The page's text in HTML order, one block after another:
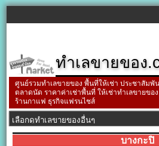
ทำเลขายของ
ศูนย์รวมทำเลขายของ พื้นที่ให้เช่า ประชาสัม
ตลาดนัด ราคาค่าเช่าพื้นที่ ให้เช่าทำเลขายขอ
ร้านกาแฟ ธุรกิจแฟรนไชส์
บางกะปิ